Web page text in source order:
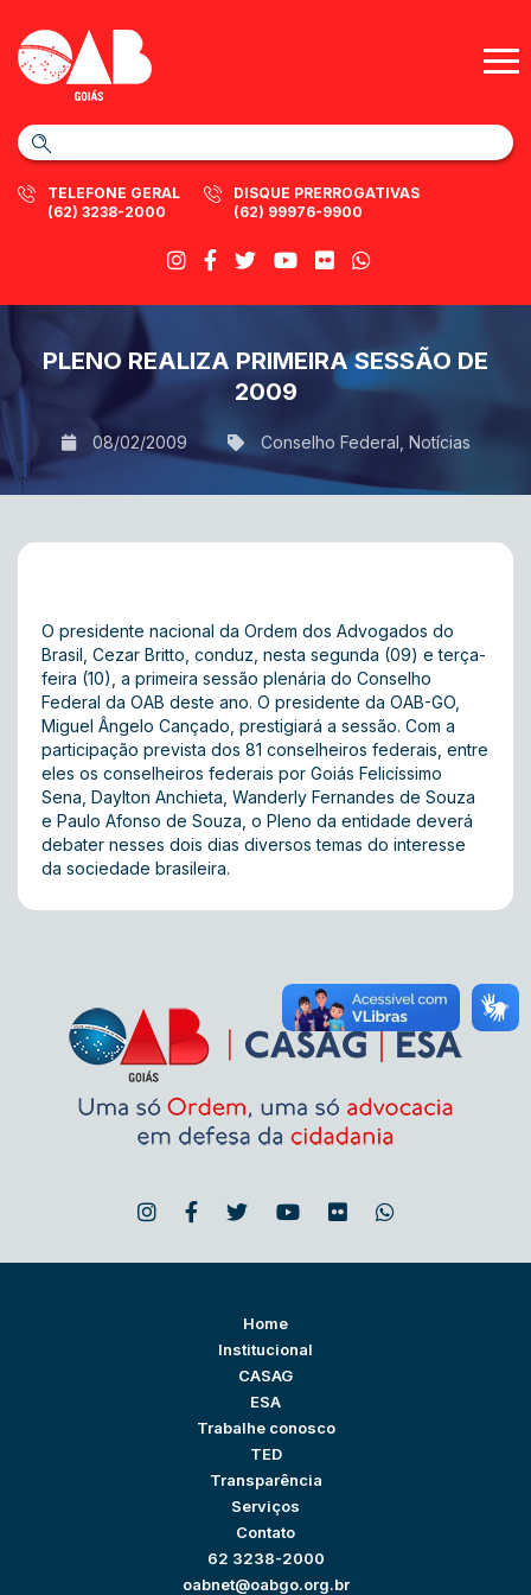
TELEFONE GERAL
(62) 3238-2000
DISQUE PRERROGATIVAS
(62) 99976-9900
PLENO REALIZA PRIMEIRA SESSÃO DE
2009
08/02/2009 Conselho Federal Notícias
O presidente nacional da Ordem dos Advogados do
Brasil, Cezar Britto, conduz, nesta segunda (09) e terça-
feira (10), a primeira sessão plenária do Conselho
Federal da OAB deste ano. O presidente da OAB-GO,
Miguel Ângelo Cançado, prestigiará a sessão. Com a
participação prevista dos 81 conselheiros federais, entre
eles os conselheiros federais por Goiás Felicíssimo
Sena, Daylton Anchieta, Wanderly Fernandes de Souza
e Paulo Afonso de Souza, o Pleno da entidade deverá
debater nesses dois dias diversos temas do interesse
da sociedade brasileira.
Home
Institucional
CASAG
ESA
Trabalhe conosco
TED
Transparência
Serviços
Contato
62 3238-2000
oabnet@oabgo.org.br